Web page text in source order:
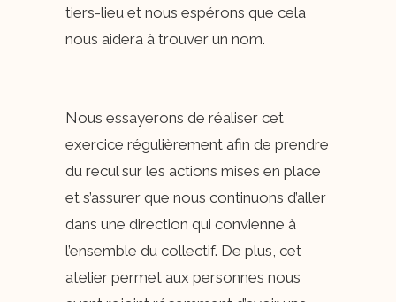
tiers-lieu et nous espérons que cela
nous aidera à trouver un nom.
Nous essayerons de réaliser cet
exercice régulièrement afin de prendre
du recul sur les actions mises en place
et s’assurer que nous continuons d’aller
dans une direction qui convienne à
l’ensemble du collectif. De plus, cet
atelier permet aux personnes nous